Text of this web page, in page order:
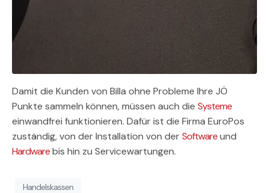
Damit die Kunden von Billa ohne Probleme Ihre JÖ
Punkte sammeln können, müssen auch die Systeme
einwandfrei funktionieren. Dafür ist die Firma EuroPos
zuständig, von der Installation von derSoftwareund
Hardwarebis hin zu Servicewartungen.
Handelskassen